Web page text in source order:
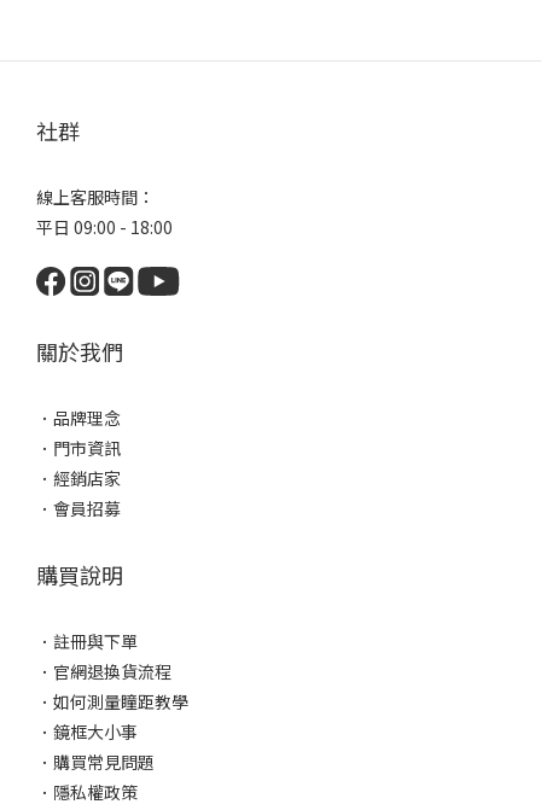
社群
線上客服時間：
平日 09:00 - 18:00
關於我們
． 品牌理念
． 門市資訊
． 經銷店家
． 會員招募
購買說明
． 註冊與下單
． 官網退換貨流程
． 如何測量瞳距教學
． 鏡框大小事
． 購買常見問題
． 隱私權政策